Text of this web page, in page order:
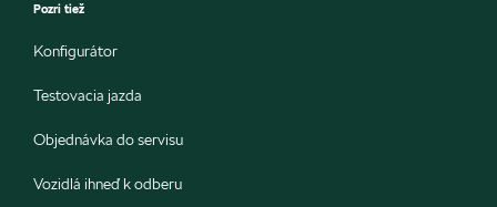
Pozri tiež
Konfigurátor
Testovacia jazda
Objednávka do servisu
Vozidlá ihneď k odberu